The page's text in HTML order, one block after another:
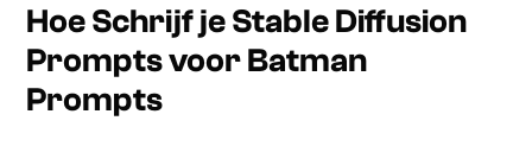
Hoe Schrijf je Stable Diffusion
Prompts voor Batman
Prompts